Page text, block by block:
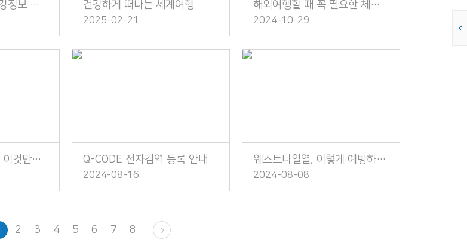
대륙별 감염병 등 건강정보 소책자 발간 안내 건강하게 떠나는 세계여행
2025-02-21
해외여행할 때 꼭 필요한 체크리스트
2024-10-29
엠폭스(Mpox) 예방, 이것만은 꼭 지켜주세요! Q-CODE 전자검역 등록 안내
2024-08-16
웨스트나일열, 이렇게 예방하세요!
2024-08-08
2 3 4 5 6 7 8